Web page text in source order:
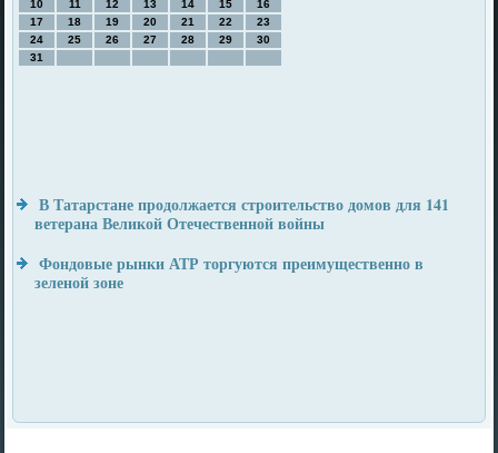
10
11 12 13 14 15
16
17
18 19 20 21 22
23
24
25 26 27 28 29
30
31
В Татарстане продолжается строительство домов для 141
ветерана Великой Отечественной войны
Фондовые рынки АТР торгуются преимущественно в
зеленой зоне